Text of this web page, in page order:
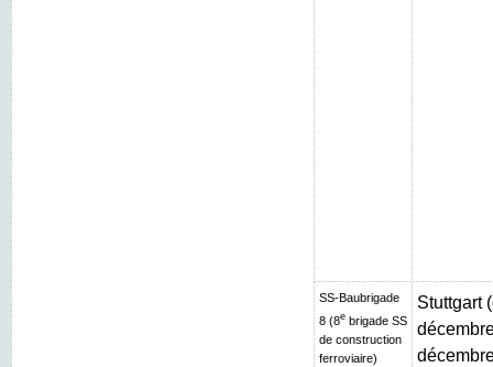
SS-Baubrigade
8 (8e brigade SS
de construction
ferroviaire)
Stuttgart